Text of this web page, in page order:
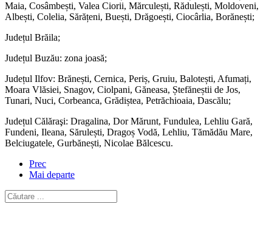
Maia, Cosâmbești, Valea Ciorii, Mărculești, Rădulești, Moldoveni,
Albești, Colelia, Sărățeni, Buești, Drăgoești, Ciocârlia, Borănești;
Județul Brăila;
Județul Buzău: zona joasă;
Județul Ilfov: Brănești, Cernica, Periș, Gruiu, Balotești, Afumați,
Moara Vlăsiei, Snagov, Ciolpani, Găneasa, Ștefăneștii de Jos,
Tunari, Nuci, Corbeanca, Grădiștea, Petrăchioaia, Dascălu;
Județul Călăraşi: Dragalina, Dor Mărunt, Fundulea, Lehliu Gară,
Fundeni, Ileana, Sărulești, Dragoș Vodă, Lehliu, Tămădău Mare,
Belciugatele, Gurbănești, Nicolae Bălcescu.
Prec
Mai departe